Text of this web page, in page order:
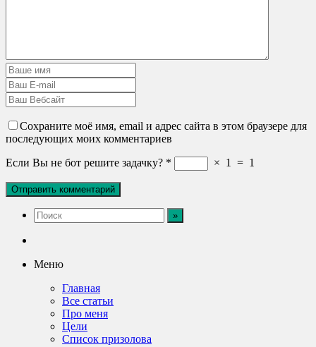
Сохраните моё имя, email и адрес сайта в этом браузере для
последующих моих комментариев
Если Вы не бот решите задачку? * × 1 = 1
Меню
Главная
Все статьи
Про меня
Цели
Список призолова